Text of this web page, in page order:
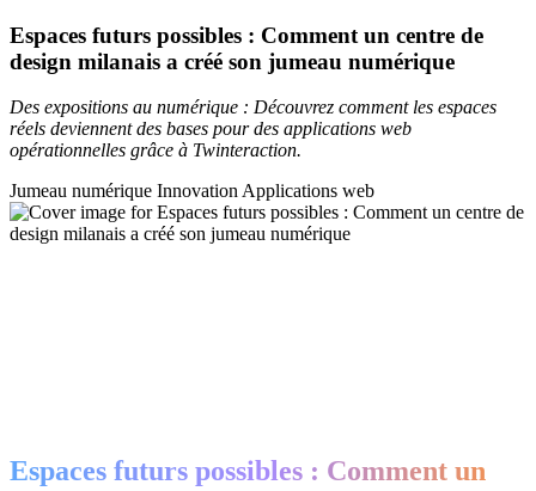
Espaces futurs possibles : Comment un centre de
design milanais a créé son jumeau numérique
Des expositions au numérique : Découvrez comment les espaces
réels deviennent des bases pour des applications web
opérationnelles grâce à Twinteraction.
Jumeau numérique InnovationApplications web
Espaces futurs possibles : Comment un